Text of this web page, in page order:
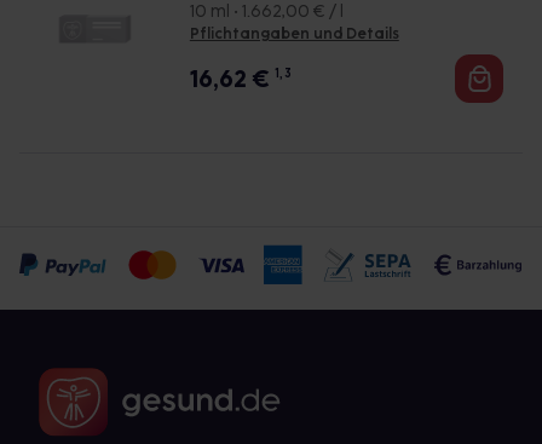
10 ml • 1.662,00 € / l
Pflichtangaben und Details
16,62 € 1, 3